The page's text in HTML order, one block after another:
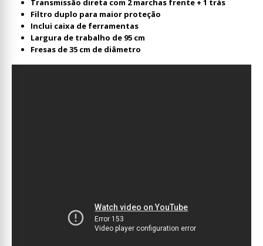
Transmissão direta com 2 marchas frente + 1 trás
Filtro duplo para maior proteção
Inclui caixa de ferramentas
Largura de trabalho de 95 cm
Fresas de 35 cm de diâmetro